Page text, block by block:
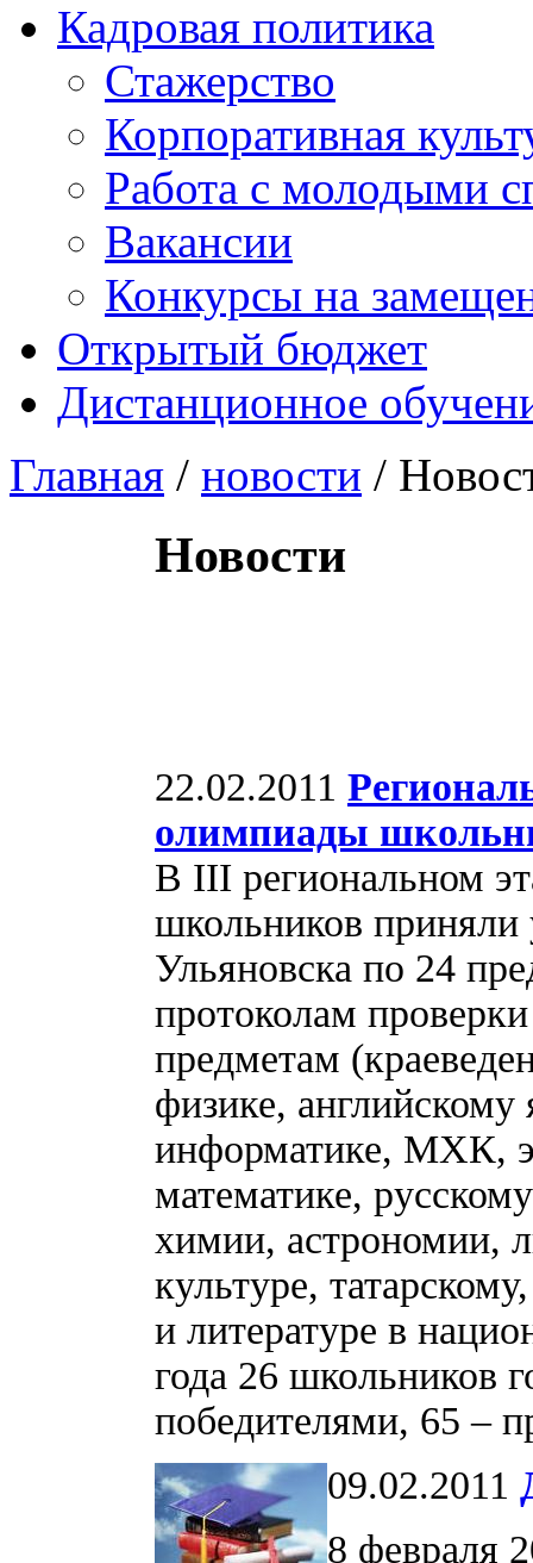
Кадровая политика
Стажерство
Корпоративная
Работа с молодыми
Вакансии
Конкурсы на
Открытый бюджет
Дистанционное
Главная / новости /
Новости
22.02.2011
олимпиады
В III региональном
школьников приняли
Ульяновска по 24
протоколам
предметам
физике,
информатике, МХК,
математике,
химии, астрономии,
культуре,
и литературе в
года 26 школьников
победителями, 65 –
09.02.2011
8 февраля